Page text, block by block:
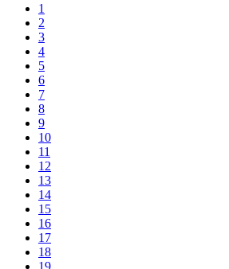
1
2
3
4
5
6
7
8
9
10
11
12
13
14
15
16
17
18
19